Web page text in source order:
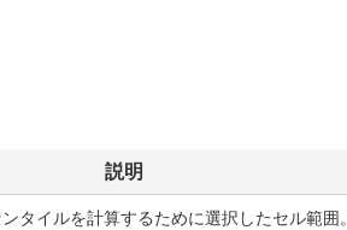
説明
タイルを計算するために選択したセル範囲。